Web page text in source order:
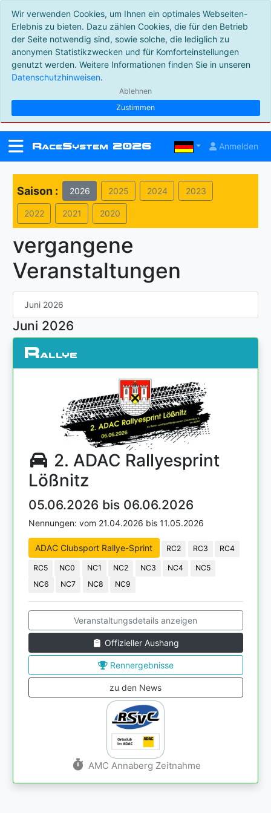
Wir verwenden Cookies, um Ihnen ein optimales Webseiten-
Erlebnis zu bieten. Dazu zählen Cookies, die für den Betrieb
der Seite notwendig sind, sowie solche, die lediglich zu
anonymen Statistikzwecken und für Komforteinstellungen
genutzt werden. Weitere Informationen finden Sie in unseren
Datenschutzhinweisen.
Ablehnen
Zustimmen
RaceSystem 2026 Anmelden
Saison : 2026 2025 2024 2023
2022 2021 2020
vergangene
Veranstaltungen
Juni 2026
Juni 2026
Rallye
2. ADAC Rallyesprint
Lößnitz
05.06.2026 bis 06.06.2026
Nennungen: vom 21.04.2026 bis 11.05.2026
ADAC Clubsport Rallye-Sprint RC2 RC3 RC4
RC5 NC0 NC1 NC2 NC3 NC4
NC5
NC6
NC7 NC8 NC9
Veranstaltungsdetails anzeigen
Offizieller Aushang
Rennergebnisse
zu den News
AMC Annaberg Zeitnahme